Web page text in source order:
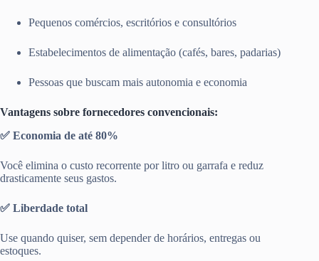
Pequenos comércios, escritórios e consultórios
Estabelecimentos de alimentação (cafés, bares, padarias)
Pessoas que buscam mais autonomia e economia
Vantagens sobre fornecedores convencionais:
✅ Economia de até 80%
Você elimina o custo recorrente por litro ou garrafa e reduz
drasticamente seus gastos.
✅ Liberdade total
Use quando quiser, sem depender de horários, entregas ou
estoques.